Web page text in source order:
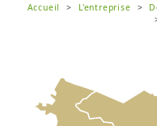
Accueil L'entreprise